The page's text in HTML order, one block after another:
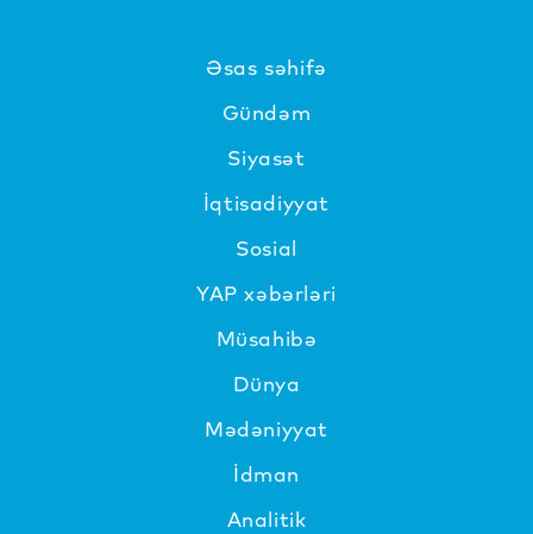
Əsas səhifə
Gündəm
Siyasət
İqtisadiyyat
Sosial
YAP xəbərləri
Müsahibə
Dünya
Mədəniyyat
İdman
Analitik